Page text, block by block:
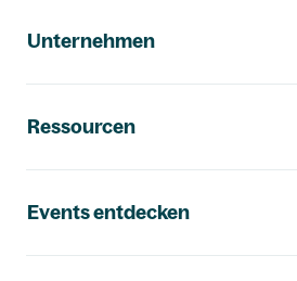
Unternehmen
Ressourcen
Events entdecken